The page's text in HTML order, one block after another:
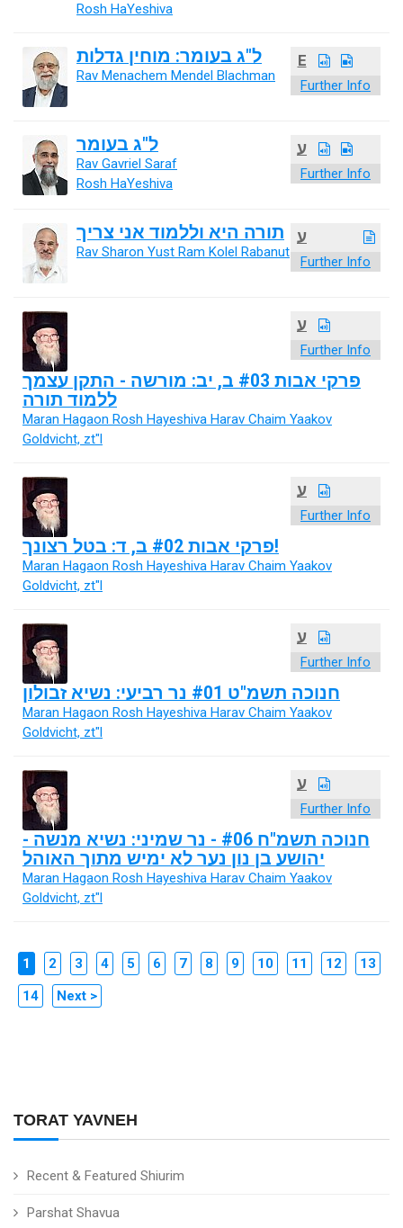
TORAT YAVNEH
Recent & Featured Shiurim
Parshat Shavua
Rosh HaYeshiva
E
Further Info
ל"ג בעומר: מוחין גדלות
Rav Menachem Mendel Blachman
ע
Further Info
ל"ג בעומר
Rav Gavriel Saraf
Rosh HaYeshiva
ע
Further Info
תורה היא וללמוד אני צריך
Rav Sharon Yust Ram Kolel Rabanut
ע
Further Info
פרקי אבות #03 ב, יב: מורשה - התקן עצמך
ללמוד תורה
Maran Hagaon Rosh Hayeshiva Harav Chaim Yaakov
Goldvicht, zt"l
ע
Further Info
פרקי אבות #02 ב, ד: בטל רצונך!
Maran Hagaon Rosh Hayeshiva Harav Chaim Yaakov
Goldvicht, zt"l
ע
Further Info
חנוכה תשמ"ט #01 נר רביעי: נשיא זבולון
Maran Hagaon Rosh Hayeshiva Harav Chaim Yaakov
Goldvicht, zt"l
ע
Further Info
חנוכה תשמ"ח #06 - נר שמיני: נשיא מנשה -
יהושע בן נון נער לא ימיש מתוך האוהל
Maran Hagaon Rosh Hayeshiva Harav Chaim Yaakov
Goldvicht, zt"l
1 2 3 4 5 6 7 8 9 10 11 12
13
14
Next >